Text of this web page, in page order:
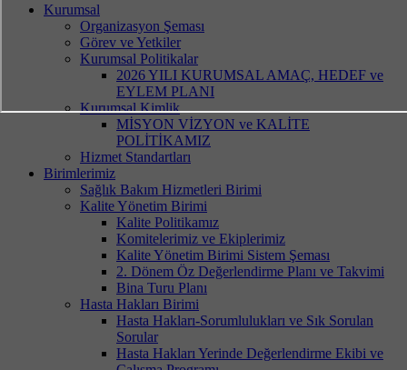
Kurumsal
Organizasyon Şeması
Görev ve Yetkiler
Kurumsal Politikalar
2026 YILI KURUMSAL AMAÇ, HEDEF ve
EYLEM PLANI
Kurumsal Kimlik
MİSYON VİZYON ve KALİTE
POLİTİKAMIZ
Hizmet Standartları
Birimlerimiz
Sağlık Bakım Hizmetleri Birimi
Kalite Yönetim Birimi
Kalite Politikamız
Komitelerimiz ve Ekiplerimiz
Kalite Yönetim Birimi Sistem Şeması
2. Dönem Öz Değerlendirme Planı ve Takvimi
Bina Turu Planı
Hasta Hakları Birimi
Hasta Hakları-Sorumlulukları ve Sık Sorulan
Sorular
Hasta Hakları Yerinde Değerlendirme Ekibi ve